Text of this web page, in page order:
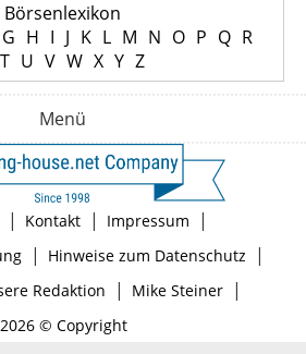
Börsenlexikon
G H I J K L M N O P Q R
T U V W X Y Z
Menü
| Kontakt | Impressum |
| Hinweise zum Datenschutz |
Redaktion | Mike Steiner|
2026 © Copyright